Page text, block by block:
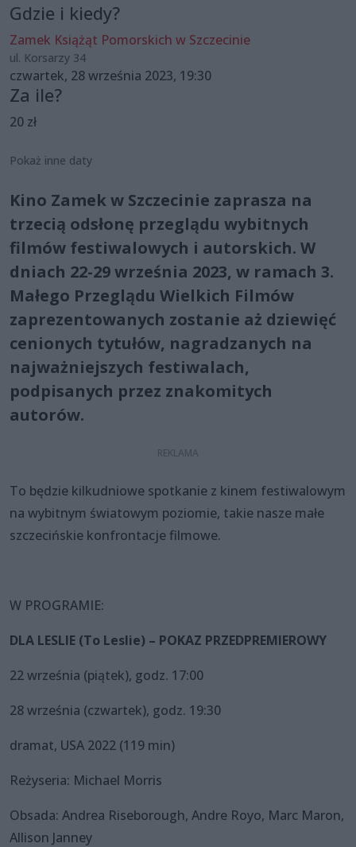
Gdzie i kiedy?
Zamek Książąt Pomorskich w Szczecinie
ul. Korsarzy 34
czwartek, 28 września 2023, 19:30
Za ile?
20 zł
Pokaż inne daty
Kino Zamek w Szczecinie zaprasza na
trzecią odsłonę przeglądu wybitnych
filmów festiwalowych i autorskich. W
dniach 22-29 września 2023, w ramach 3.
Małego Przeglądu Wielkich Filmów
zaprezentowanych zostanie aż dziewięć
cenionych tytułów, nagradzanych na
najważniejszych festiwalach,
podpisanych przez znakomitych
autorów.
To będzie kilkudniowe spotkanie z kinem festiwalowym
na wybitnym światowym poziomie, takie nasze małe
szczecińskie konfrontacje filmowe.
W PROGRAMIE:
DLA LESLIE (To Leslie) – POKAZ PRZEDPREMIEROWY
22 września (piątek), godz. 17:00
28 września (czwartek), godz. 19:30
dramat, USA 2022 (119 min)
Reżyseria: Michael Morris
Obsada: Andrea Riseborough, Andre Royo, Marc Maron,
Allison Janney